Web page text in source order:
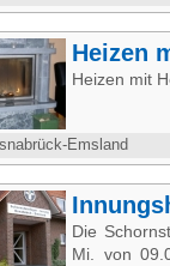
Heizen
Heizen mit
Emsland
Die
Mi. von